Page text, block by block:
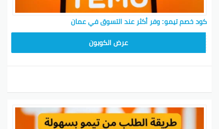
كود خصم تيمو: وفر أكثر عند التسوق في عمان
عرض الكوبون